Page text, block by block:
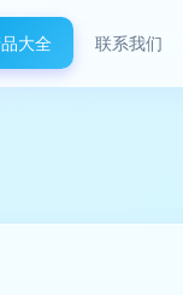
大全 联系我们